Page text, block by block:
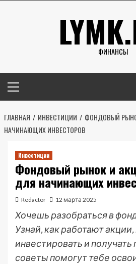
ФИНАНСЫ
меню
ГЛАВНАЯ ИНВЕСТИЦИИ
ФОНДОВЫЙ
НАЧИНАЮЩИХ ИНВЕСТОРОВ
Инвестиции
Фондовый рынок и
для начинающих
Redactor 12 марта 2025
Хочешь разобраться в
Узнай, как работают акции,
инвестировать и
советы помогут тебе